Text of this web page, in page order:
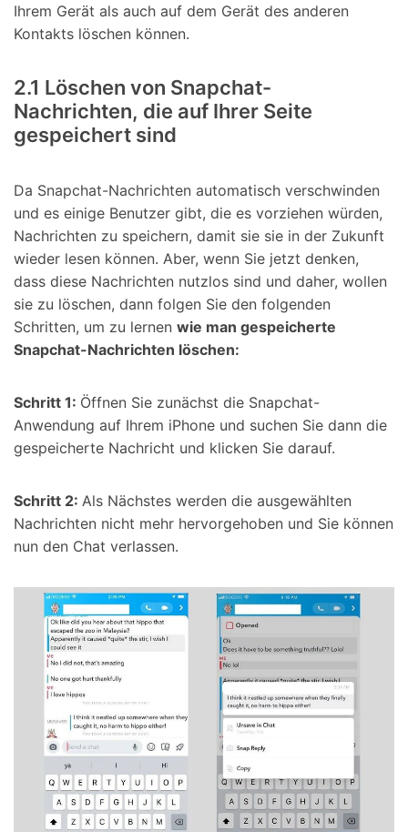
Ihrem Gerät als auch auf dem Gerät des anderen
Kontakts löschen können.
2.1 Löschen von Snapchat-
Nachrichten, die auf Ihrer Seite
gespeichert sind
Da Snapchat-Nachrichten automatisch verschwinden
und es einige Benutzer gibt, die es vorziehen würden,
Nachrichten zu speichern, damit sie sie in der Zukunft
wieder lesen können. Aber, wenn Sie jetzt denken,
dass diese Nachrichten nutzlos sind und daher, wollen
sie zu löschen, dann folgen Sie den folgenden
Schritten, um zu lernen wie man gespeicherte
Snapchat-Nachrichten löschen:
Schritt 1: Öffnen Sie zunächst die Snapchat-
Anwendung auf Ihrem iPhone und suchen Sie dann die
gespeicherte Nachricht und klicken Sie darauf.
Schritt 2: Als Nächstes werden die ausgewählten
Nachrichten nicht mehr hervorgehoben und Sie können
nun den Chat verlassen.